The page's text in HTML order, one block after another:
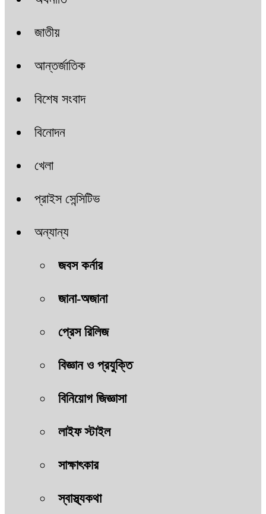
জাতীয়
আন্তর্জাতিক
বিশেষ সংবাদ
বিনোদন
খেলা
প্রাইস সেন্সিটিভ
অন্যান্য
জবস কর্নার
জানা-অজানা
প্রেস রিলিজ
বিজ্ঞান ও প্রযুক্তি
বিনিয়োগ জিজ্ঞাসা
লাইফ স্টাইল
সাক্ষাৎকার
স্বাস্থ্যকথা